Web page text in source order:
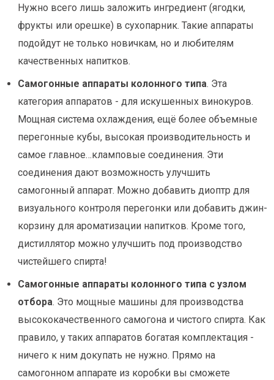
Нужно всего лишь заложить ингредиент (ягодки,
фрукты или орешке) в сухопарник. Такие аппараты
подойдут не только новичкам, но и любителям
качественных напитков.
Самогонные аппараты колонного типа. Эта
категория аппаратов - для искушенных винокуров.
Мощная система охлаждения, ещё более объемные
перегонные кубы, высокая производительность и
самое главное…кламповые соединения. Эти
соединения дают возможность улучшить
самогонный аппарат. Можно добавить диоптр для
визуального контроля перегонки или добавить джин-
корзину для ароматизации напитков. Кроме того,
дистиллятор можно улучшить под производство
чистейшего спирта!
Самогонные аппараты колонного типа с узлом
отбора. Это мощные машины для производства
высококачественного самогона и чистого спирта. Как
правило, у таких аппаратов богатая комплектация -
ничего к ним докупать не нужно. Прямо на
самогонном аппарате из коробки вы сможете